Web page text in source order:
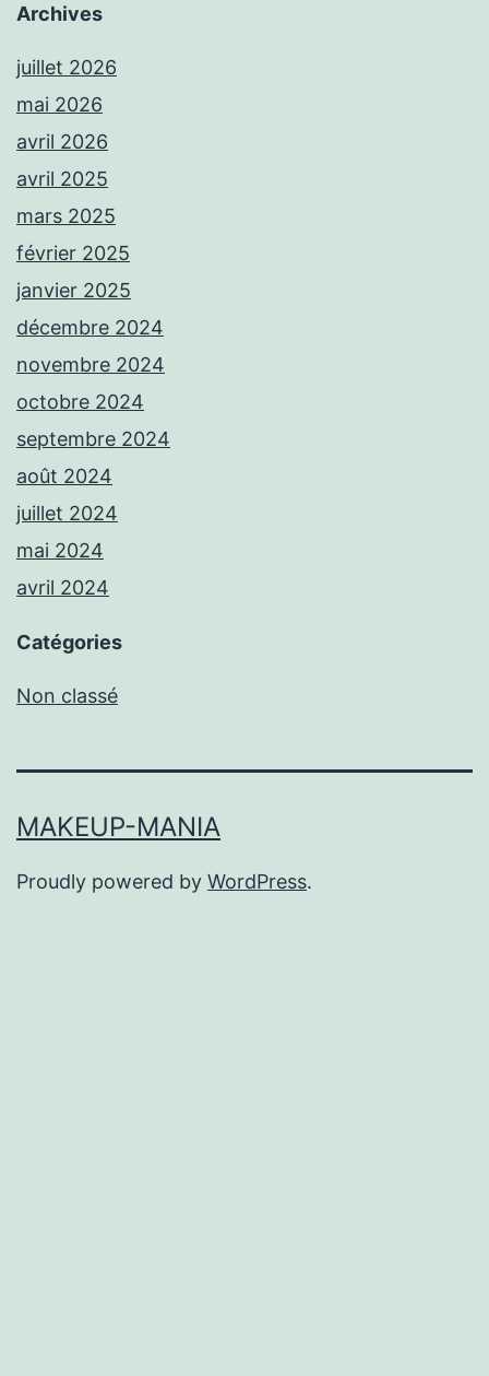
Archives
juillet 2026
mai 2026
avril 2026
avril 2025
mars 2025
février 2025
janvier 2025
décembre 2024
novembre 2024
octobre 2024
septembre 2024
août 2024
juillet 2024
mai 2024
avril 2024
Catégories
Non classé
MAKEUP-MANIA
Proudly powered by WordPress.